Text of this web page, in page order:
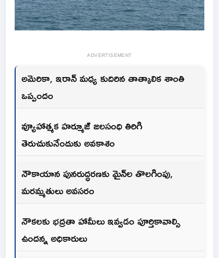
ADVERTISEMENT
అమెరికా, ఇరాన్ మధ్య కుదిరిన తాత్కాలిక శాంతి
ఒప్పందం
వ్యూహాత్మక హ‌ర్మూజ్ జలసంధి తిరిగి
తెరుచుకునేందుకు అవకాశం
నౌకాయాన పునరుద్ధరణకు మైన్‌ల తొలగింపు,
మరమ్మతులు అవసరం
నౌకలకు భద్రతా హామీలు ఇవ్వడం పూర్తికావాల్సి
ఉందన్న‌ అధికారులు